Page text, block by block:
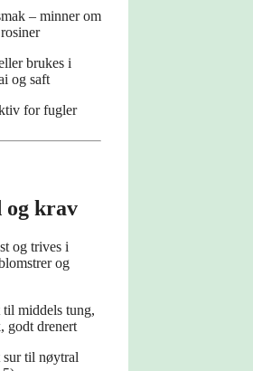
– minner om
brukes i
og saft
for fugler
og krav
og trives i
og
til middels tung,
godt drenert
sur til nøytral